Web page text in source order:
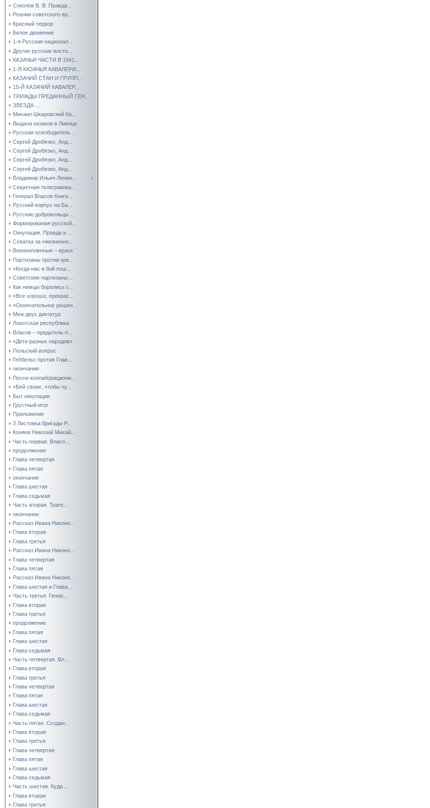
Соколов Б. В. Правда...
Реалии советского вр...
Красный террор
Белое движение
1-я Русская национал...
Другие русские восто...
КАЗАЧЬИ ЧАСТИ В 1941...
1-Я КАЗАЧЬЯ КАВАЛЕРИ...
КАЗАЧИЙ СТАН И ГРУПП...
15-Й КАЗАЧИЙ КАВАЛЕР...
ТРИЖДЫ ПРЕДАННЫЙ ГЕН...
ЗВЕЗДА ....
Михаил Шкаровский Ка...
Выдача казаков в Лиенце
Русская освободитель...
Сергей Дробязко, Анд...
Сергей Дробязко, Анд...
Сергей Дробязко, Анд...
Сергей Дробязко, Анд...
Владимир Ильич Ленин...
Секретная телеграмма...
Генерал Власов Книги...
Русский корпус на Ба...
Русские добровольцы ...
Формирования русской...
Оккупация. Правда и ...
Схватка за «жизненно...
Военнопленные – враги
Партизаны против кре...
«Когда нас в бой пош...
Советские партизаны:...
Как немцы боролись с...
«Все хорошо, прекрас...
«Окончательное решен...
Меж двух диктатур
Локотская республика
Власов – предатель-п...
«Дети разных народов»
Польский вопрос
Геббельс против Глав...
окончание
Песни коллаборациони...
«Бей своих, чтобы чу...
Быт оккупации
Грустный итог
Приложение
3 Листовка бригады Р...
Коняев Николай Михай...
Часть первая. Власо...
продолжение
Глава четвертая
Глава пятая
окончание
Глава шестая
Глава седьмая
Часть вторая. Траге...
окончание
Рассказ Ивана Никоно...
Глава вторая
Глава третья
Рассказ Ивана Никоно...
Глава четвертая
Глава пятая
Рассказ Ивана Никоно...
Глава шестая и Глава...
Часть третья. Генер...
Глава вторая
Глава третья
продолжение
Глава пятая
Глава шестая
Глава седьмая
Часть четвертая. Вл...
Глава вторая
Глава третья
Глава четвертая
Глава пятая
Глава шестая
Глава седьмая
Часть пятая. Создан...
Глава вторая
Глава третья
Глава четвертая
Глава пятая
Глава шестая
Глава седьмая
Часть шестая. Куда ...
Глава вторая
Глава третья